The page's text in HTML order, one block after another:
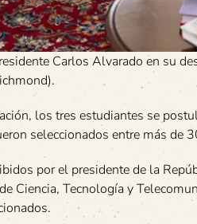
Carlos Alvarado en su
los tres estudiantes se
seleccionados entre más de
por el presidente de la
Ciencia, Tecnología y